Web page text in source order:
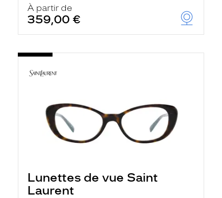
À partir de
359,00 €
Lunettes de vue Saint
Laurent